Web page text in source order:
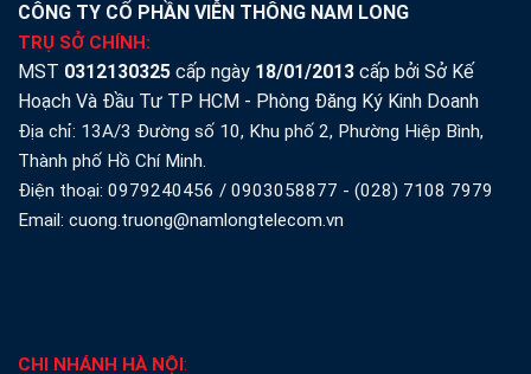
CÔNG TY CỔ PHẦN VIỄN THÔNG NAM LONG
TRỤ SỞ CHÍNH:
MST 0312130325 cấp ngày 18/01/2013 cấp bởi Sở Kế
Hoạch Và Đầu Tư TP HCM - Phòng Đăng Ký Kinh Doanh
Địa chỉ: 13A/3 Đường số 10, Khu phố 2, Phường Hiệp Bình,
Thành phố Hồ Chí Minh.
Điện thoại: 0979240456 / 0903058877 - (028) 7108 7979
Email: cuong.truong@namlongtelecom.vn
CHI NHÁNH HÀ NỘI: